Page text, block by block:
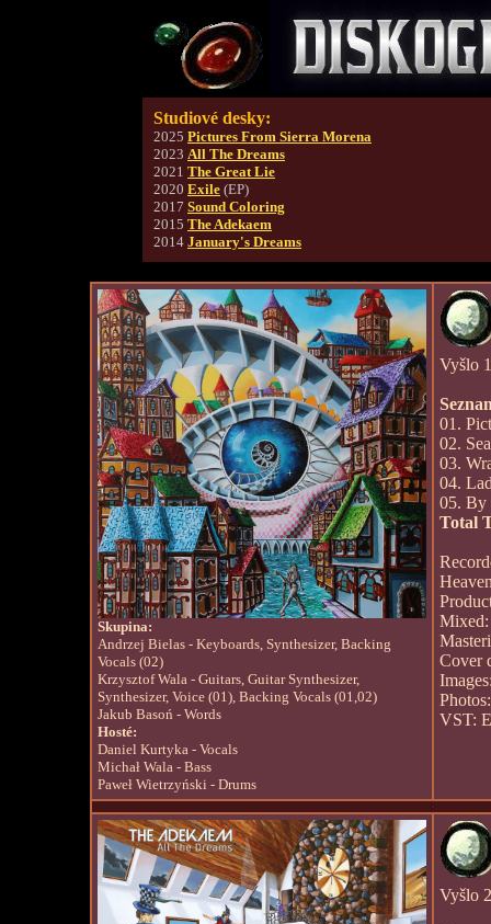
Studiové desky:
2025 Pictures From Sierra Morena
2023 All The Dreams
2021 The Great Lie
2020 Exile (EP)
2017 Sound Coloring
2015 The Adekaem
2014 January's Dreams
Skupina:
Andrzej Bielas - Keyboards, Synthesizer, Backing
Vocals (02)
Krzysztof Wala - Guitars, Guitar Synthesizer,
Synthesizer, Voice (01), Backing Vocals (01,02)
Jakub Basoń - Words
Hosté:
Daniel Kurtyka - Vocals
Michał Wala - Bass
Paweł Wietrzyński - Drums
Vyšlo
01.
02.
03.
04.
05. By
Total
Mixed:
Cover
VST:
Vyšlo